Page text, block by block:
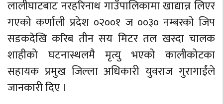
लालीघाटबाट नरहरिनाथ गाउँपालिकामा खाद्यान्न लिएर
गएको कर्णाली प्रदेश ०२००१ ज ००३० नम्बरको जिप
सडकदेखि करिब तीन सय मिटर तल खस्दा चालक
शाहीको घटनास्थलमै मृत्यु भएको कालीकोटका
सहायक प्रमुख जिल्ला अधिकारी युवराज गुरागाईंले
जानकारी दिए ।